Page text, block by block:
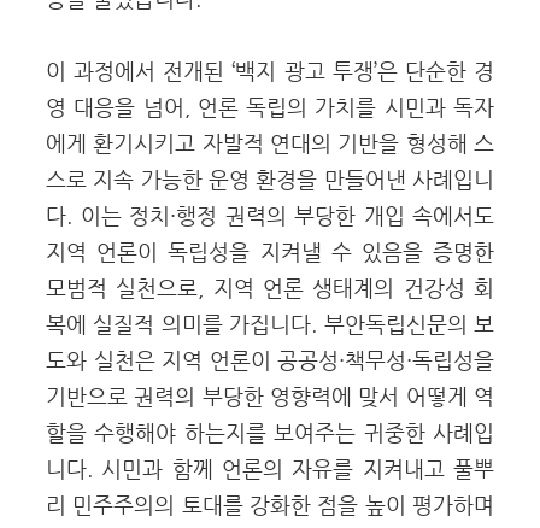
이 과정에서 전개된 ‘백지 광고 투쟁’은 단순한 경
영 대응을 넘어, 언론 독립의 가치를 시민과 독자
에게 환기시키고 자발적 연대의 기반을 형성해 스
스로 지속 가능한 운영 환경을 만들어낸 사례입니
다. 이는 정치·행정 권력의 부당한 개입 속에서도
지역 언론이 독립성을 지켜낼 수 있음을 증명한
모범적 실천으로, 지역 언론 생태계의 건강성 회
복에 실질적 의미를 가집니다. 부안독립신문의 보
도와 실천은 지역 언론이 공공성·책무성·독립성을
기반으로 권력의 부당한 영향력에 맞서 어떻게 역
할을 수행해야 하는지를 보여주는 귀중한 사례입
니다. 시민과 함께 언론의 자유를 지켜내고 풀뿌
리 민주주의의 토대를 강화한 점을 높이 평가하며